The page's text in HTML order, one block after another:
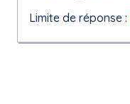
Limite de réponse :